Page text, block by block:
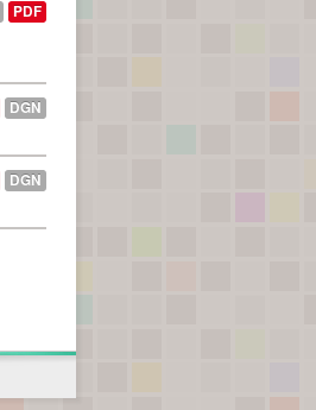
PDF
DGN
DGN